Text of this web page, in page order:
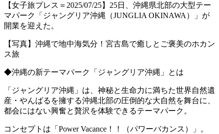
【女子旅プレス＝2025/07/25】25日、沖縄県北部の大型テー
マパーク「ジャングリア沖縄（JUNGLIA OKINAWA）」が
開業を迎えた。
【写真】沖縄で地中海気分！宮古島で癒しとご褒美のホカン
ス旅
◆沖縄の新テーマパーク「ジャングリア沖縄」とは
「ジャングリア沖縄」は、神秘と生命力に満ちた世界自然遺
産・やんばるを擁する沖縄北部の圧倒的な大自然を舞台に、
都会にはない興奮と贅沢を体験できるテーマパーク。
コンセプトは「Power Vacance！！（パワーバカンス）」。